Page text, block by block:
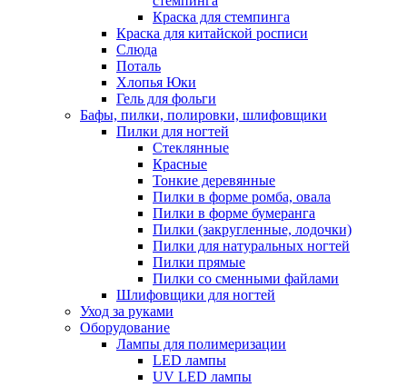
Краска для стемпинга
Краска для китайской росписи
Слюда
Поталь
Хлопья Юки
Гель для фольги
Бафы, пилки, полировки, шлифовщики
Пилки для ногтей
Стеклянные
Красные
Тонкие деревянные
Пилки в форме ромба, овала
Пилки в форме бумеранга
Пилки (закругленные, лодочки)
Пилки для натуральных ногтей
Пилки прямые
Пилки со сменными файлами
Шлифовщики для ногтей
Уход за руками
Оборудование
Лампы для полимеризации
LED лампы
UV LED лампы